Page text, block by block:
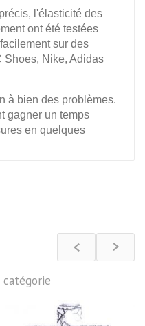
l'élasticité des
ont été testées
sur des
Shoes, Nike, Adidas
à bien des problèmes.
gagner un temps
en quelques